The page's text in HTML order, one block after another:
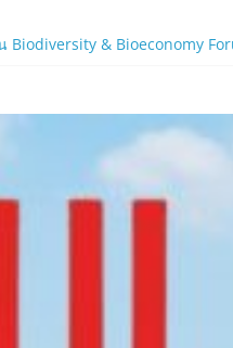
Biodiversity & Bioeconomy
บูสต์ EXP กระฉูด 50%
ะองค์กรธุรกิจ มุ่งเสริมรากฐานเ